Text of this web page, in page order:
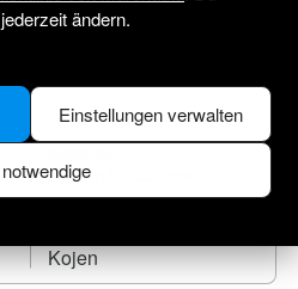
Kojen
ändern.
Einstellungen verwalten